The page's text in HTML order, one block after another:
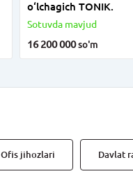
o‘lchagich TONIK.
Sotuvda mavjud
16 200 000so'm
Ofis jihozlari Davlat